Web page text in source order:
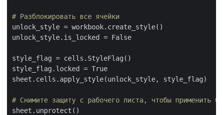
# Разблокировать все ячейки
unlock_style = workbook.create_style()
unlock_style.is_locked = False
style_flag = cells.StyleFlag()
style_flag.locked = True
sheet.cells.apply_style(unlock_style, style_flag)
# Снимите защиту с рабочего листа, чтобы применить
sheet.unprotect()